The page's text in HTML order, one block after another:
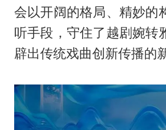
会以开阔的格局、精妙的
听手段，守住了越剧婉转
辟出传统戏曲创新传播的